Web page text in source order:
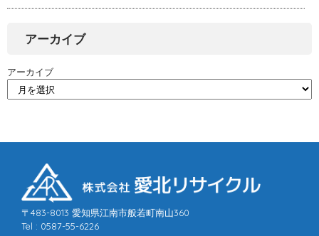
アーカイブ
アーカイブ
〒483-8013 愛知県江南市般若町南山360
Tel : 0587-55-6226